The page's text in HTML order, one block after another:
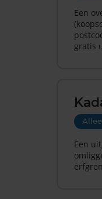
Een
gratis
Een